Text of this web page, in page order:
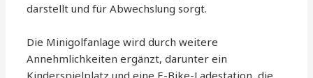
darstellt und für Abwechslung sorgt.
Die Minigolfanlage wird durch weitere
Annehmlichkeiten ergänzt, darunter ein